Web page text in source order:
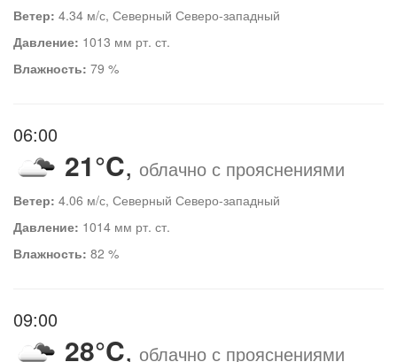
Ветер: 4.34 м/с, Северный Северо-западный
Давление: 1013 мм рт. ст.
Влажность: 79 %
06:00
21°C, облачно с прояснениями
Ветер: 4.06 м/с, Северный Северо-западный
Давление: 1014 мм рт. ст.
Влажность: 82 %
09:00
28°C, облачно с прояснениями